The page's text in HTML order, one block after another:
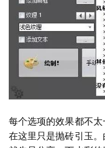
每个选项的效果都不
在这里只是抛砖引玉